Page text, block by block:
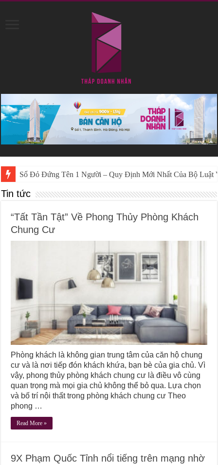
Hướng Dẫn Cách Để “Sổ Đỏ Đứng Tên 2 Vợ Chồng” Mới
Tin tức
“Tất Tần Tật” Về Phong Thủy Phòng Khách
Chung Cư
Phòng khách là không gian trung tâm của căn hộ chung
cư và là nơi tiếp đón khách khứa, bạn bè của gia chủ. Vì
vậy, phong thủy phòng khách chung cư là điều vô cùng
quan trọng mà mọi gia chủ không thể bỏ qua. Lựa chọn
và bố trí nội thất trong phòng khách chung cư Theo
phong …
Read More »
9X Phạm Quốc Tỉnh nổi tiếng trên mạng nhờ